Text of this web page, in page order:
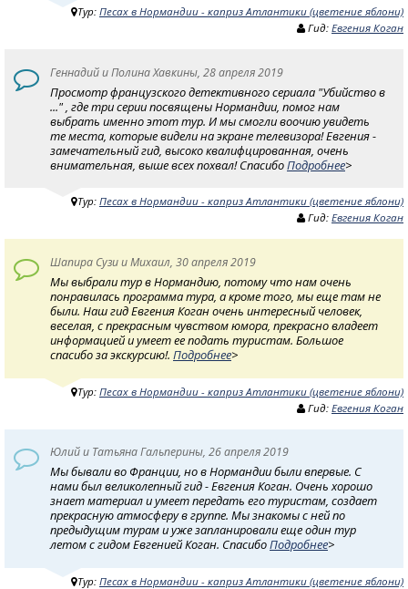
Тур: Песах в Нормандии - каприз Атлантики (цветение яблони)
Гид: Евгения Коган
Геннадий и Полина Хавкины, 28 апреля 2019
Просмотр французского детективного сериала "Убийство в
..." , где три серии посвящены Нормандии, помог нам
выбрать именно этот тур. И мы смогли воочию увидеть
те места, которые видели на экране телевизора! Евгения -
замечательный гид, высоко квалифцированная, очень
внимательная, выше всех похвал! СпасибоПодробнее>
Тур: Песах в Нормандии - каприз Атлантики (цветение яблони)
Гид: Евгения Коган
Шапира Сузи и Михаил, 30 апреля 2019
Мы выбрали тур в Нормандию, потому что нам очень
понравилась программа тура, а кроме того, мы еще там не
были. Наш гид Евгения Коган очень интересный человек,
веселая, с прекрасным чувством юмора, прекрасно владеет
информацией и умеет ее подать туристам. Большое
спасибо за экскурсию!. Подробнее>
Тур: Песах в Нормандии - каприз Атлантики (цветение яблони)
Гид: Евгения Коган
Юлий и Татьяна Гальперины, 26 апреля 2019
Мы бывали во Франции, но в Нормандии были впервые. С
нами был великолепный гид - Евгения Коган. Очень хорошо
знает материал и умеет передать его туристам, создает
прекрасную атмосферу в группе. Мы знакомы с ней по
предыдущим турам и уже запланировали еще один тур
летом с гидом Евгенией Коган. СпасибоПодробнее>
Тур: Песах в Нормандии - каприз Атлантики (цветение яблони)